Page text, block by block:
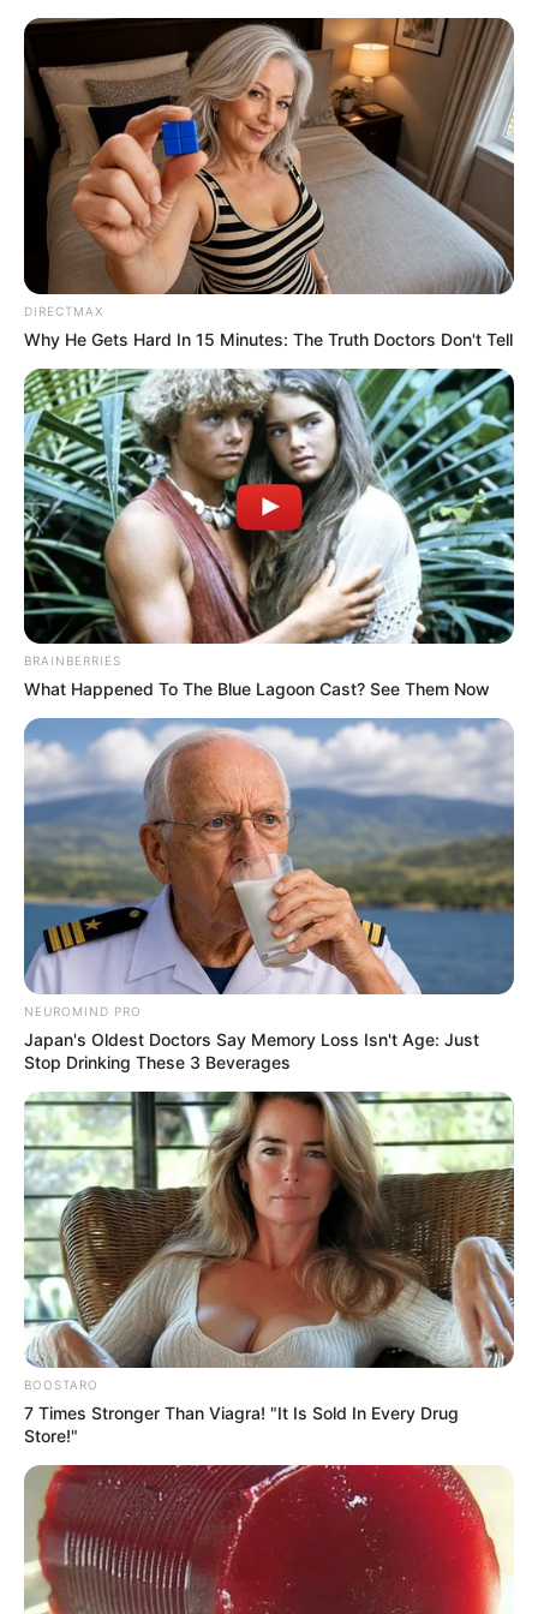
HOME
A Equipe do JASB trabalha dia e noite para oferecer a
informação com objetividade e precisão. Tudo com a
qualidade de quem faz a diferença a mais de 20 anos
Use o formulário da página para nos enviar a sua mensagem ou
nos envie um e-mail:
📧falejasb@ gmail.com
Para informar sobre o pagamento do IFA - Incentivo Financeiro
Adicional, nos envio um email ou apenas o formulário desta
página. Informe que sua cidade paga o IFA. Diga o seu nome,
cidade e estado.
📧Obrigado por interagir conosco!
DIRECTMAX
Why He Gets Hard In 15 Minutes: The Truth Doctors Don't Tell
BRAINBERRIES
What Happened To The Blue Lagoon Cast? See Them Now
NEUROMIND PRO
Japan's Oldest Doctors Say Memory Loss Isn't Age: Just
Stop Drinking These 3 Beverages
BOOSTARO
7 Times Stronger Than Viagra! "It Is Sold In Every Drug
Store!"